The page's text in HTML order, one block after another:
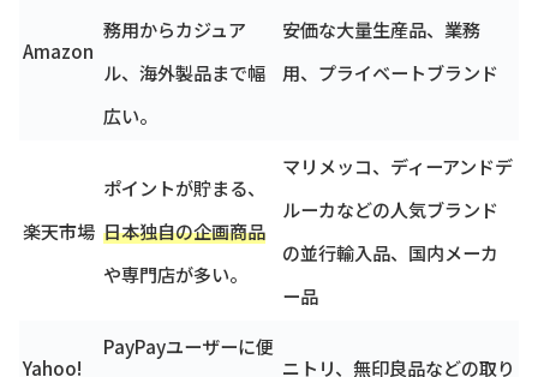
Amazon
務用からカジュア
ル、海外製品まで幅
広い。
安価な大量生産品、業務
用、プライベートブランド
楽天市場
ポイントが貯まる、
日本独自の企画商品
や専門店が多い。
マリメッコ、ディーアンドデ
ルーカなどの人気ブランド
の並行輸入品、国内メーカ
ー品
Yahoo!
PayPayユーザーに便
ニトリ、無印良品などの取り